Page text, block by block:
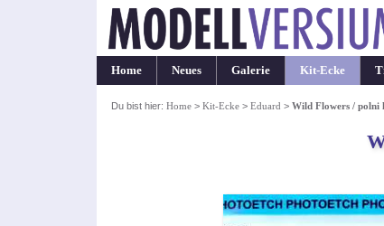
Home Neues Galerie Kit-Ecke
Du bist hier: Home> Kit-Ecke> Eduard > Wild Flowers / polni